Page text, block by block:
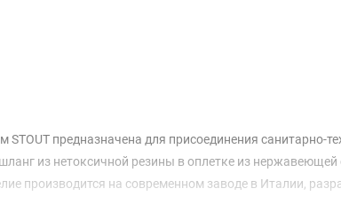
предназначена для присоединения санитарно-
из нетоксичной резины в оплетке из
производится на современном заводе в Италии,